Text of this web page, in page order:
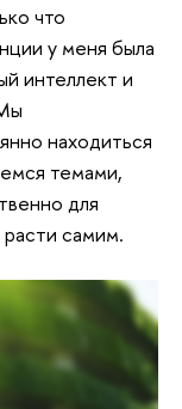
что
у меня была
интеллект и
находиться
темами,
для
расти самим.